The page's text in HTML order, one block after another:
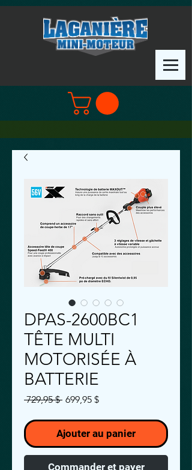
DPAS-2600BC1
TÊTE MULTI
MOTORISÉE À
BATTERIE
729,95 $ Prix
699,95 $Prix
Ajouter au panier
Commander et payer